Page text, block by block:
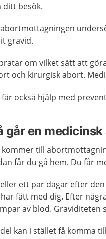
ditt besök.
gravid.
om vilket sätt att
och kirurgisk abort.
får också hjälp med
går en
kommer till
får du gå hem. Du får
ett par dagar efter
fått med dig. Efter
av blod. Graviditeten
kan i stället få komma